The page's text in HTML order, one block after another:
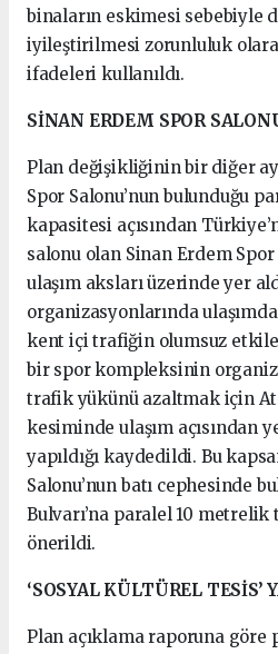
binaların eskimesi sebebiyle
iyileştirilmesi zorunluluk
ifadeleri kullanıldı.
SİNAN ERDEM SPOR
Plan değişikliğinin bir diğer
Spor Salonu’nun bulunduğu
kapasitesi açısından
salonu olan Sinan Erdem
ulaşım aksları üzerinde yer
organizasyonlarında
kent içi trafiğin olumsuz
bir spor kompleksinin
trafik yükünü azaltmak için
kesiminde ulaşım açısından
yapıldığı kaydedildi. Bu
Salonu’nun batı cephesinde
Bulvarı’na paralel 10 metrelik
önerildi.
‘SOSYAL KÜLTÜREL TESİS’
Plan açıklama raporuna